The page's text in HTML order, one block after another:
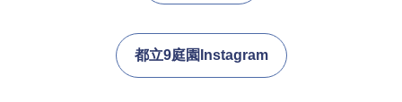
都立9庭園Instagram